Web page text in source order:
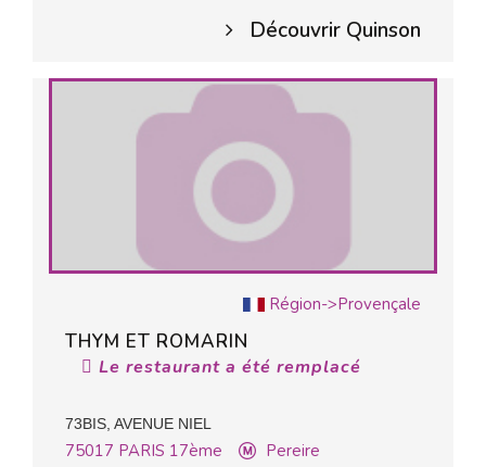
Découvrir Quinson
Région->Provençale
THYM ET ROMARIN
Le restaurant a été remplacé
73BIS, AVENUE NIEL
75017 PARIS 17ème
Pereire